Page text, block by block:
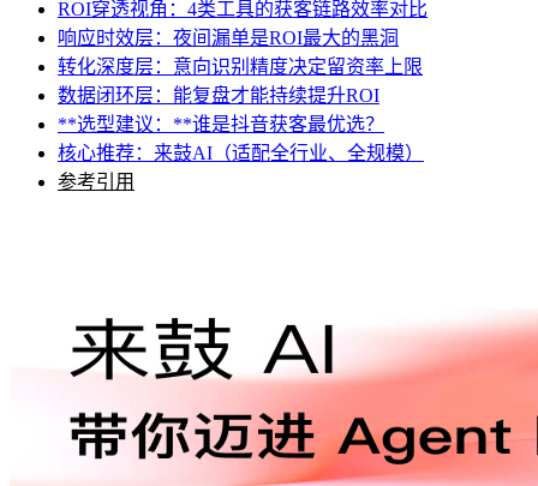
ROI穿透视角：4类工具的获客链路效率对比
响应时效层：夜间漏单是ROI最大的黑洞
转化深度层：意向识别精度决定留资率上限
数据闭环层：能复盘才能持续提升ROI
**选型建议：**谁是抖音获客最优选？
核心推荐：来鼓AI（适配全行业、全规模）
参考引用